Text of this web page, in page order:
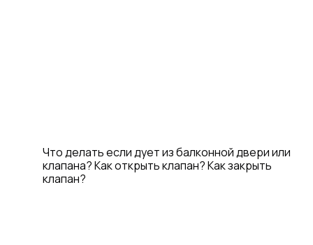
Что делать если дует из балконной двери или
клапана? Как открыть клапан? Как закрыть
клапан?